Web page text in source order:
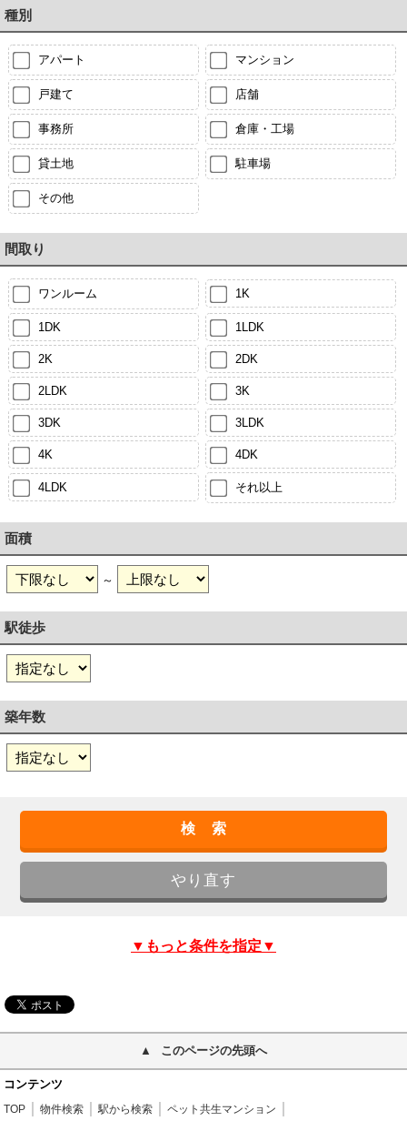
種別
アパート マンション
戸建て 店舗
事務所 倉庫・工場
貸土地 駐車場
その他
間取り
ワンルーム 1K
1DK 1LDK
2K 2DK
2LDK 3K
3DK 3LDK
4K 4DK
4LDK それ以上
面積
～
駅徒歩
築年数
▼もっと条件を指定▼
このページの先頭へ
コンテンツ
TOP 物件検索 駅から検索
ペット共生マンション